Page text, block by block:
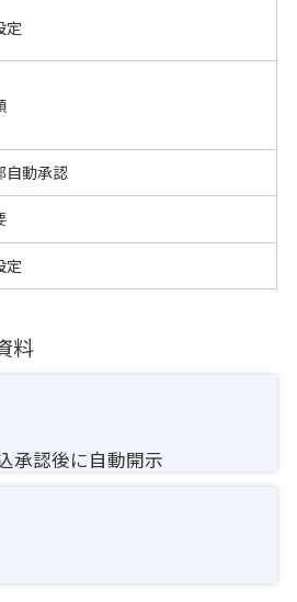
定
自動承認
定
料
承認後に自動開示